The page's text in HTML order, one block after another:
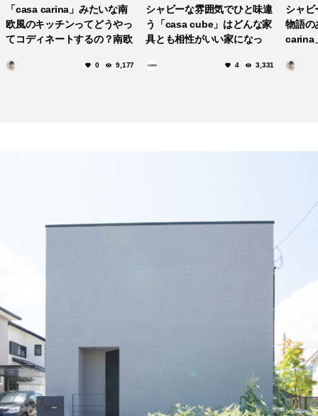
「casa carina」みたいな南
欧風のキッチンってどうやっ
てコディネートするの？南欧
0 9,177
シャビーな雰囲気でひと味違
う「casa cube」はどんな家
具とも相性がいい家になっ
4 3,331
シャビ
物語の
carina